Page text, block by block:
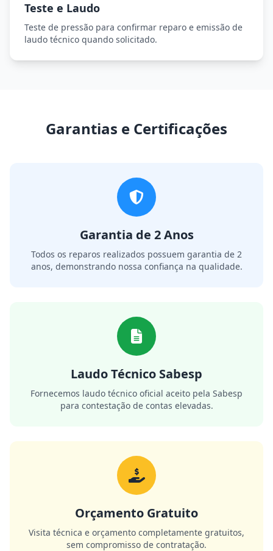
Teste e Laudo
Teste de pressão para confirmar reparo e emissão de
laudo técnico quando solicitado.
Garantias e Certificações
Garantia de 2 Anos
Todos os reparos realizados possuem garantia de 2
anos, demonstrando nossa confiança na qualidade.
Laudo Técnico Sabesp
Fornecemos laudo técnico oficial aceito pela Sabesp
para contestação de contas elevadas.
Orçamento Gratuito
Visita técnica e orçamento completamente gratuitos,
sem compromisso de contratação.